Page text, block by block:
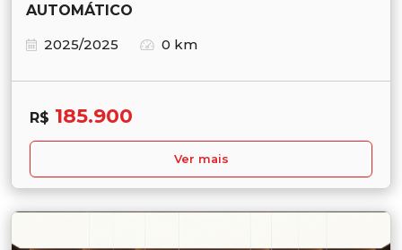
AUTOMÁTICO
2025/2025
0 km
R$ 185.900
Ver mais